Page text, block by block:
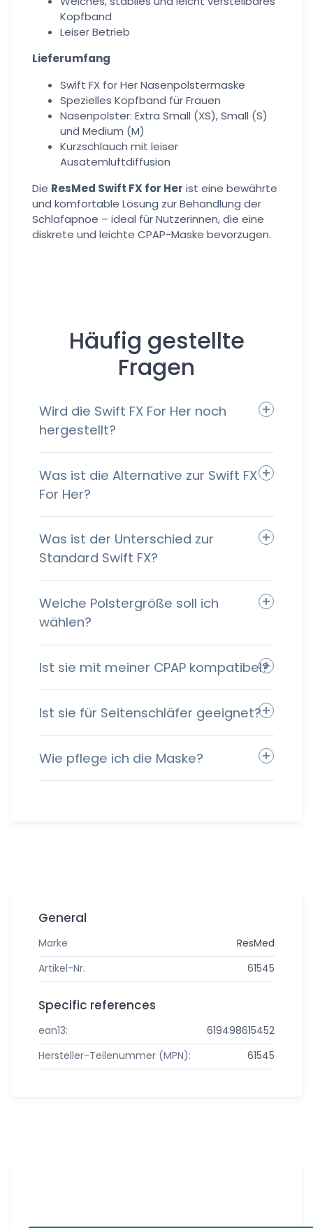
Kopfband
Leiser Betrieb
Lieferumfang
Swift FX for Her Nasenpolstermaske
Spezielles Kopfband für Frauen
Nasenpolster: Extra Small (XS), Small (S)
und Medium (M)
Kurzschlauch mit leiser
Ausatemluftdiffusion
Die ResMed Swift FX for Her ist eine bewährte
und komfortable Lösung zur Behandlung der
Schlafapnoe – ideal für Nutzerinnen, die eine
diskrete und leichte CPAP-Maske bevorzugen.
Häufig gestellte
Fragen
Wird die Swift FX For Her noch
hergestellt?
Was ist die Alternative zur Swift FX
For Her?
Was ist der Unterschied zur
Standard Swift FX?
Welche Polstergröße soll ich
wählen?
Ist sie mit meiner CPAP kompatibel?
Ist sie für Seitenschläfer geeignet?
Wie pflege ich die Maske?
General
Marke
ResMed
Artikel-Nr.
61545
Specific references
ean13:
619498615452
Hersteller-Teilenummer (MPN):
61545